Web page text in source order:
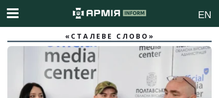
EN
«СТАЛЕВЕ СЛОВО»